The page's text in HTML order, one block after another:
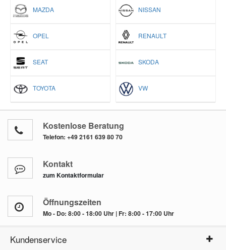
MAZDA NISSAN
OPEL RENAULT
SEAT SKODA
TOYOTA VW
Kostenlose Beratung
Telefon: +49 2161 639 80 70
Kontakt
zum Kontaktformular
Öffnungszeiten
Mo - Do: 8:00 - 18:00 Uhr | Fr: 8:00 - 17:00 Uhr
Kundenservice